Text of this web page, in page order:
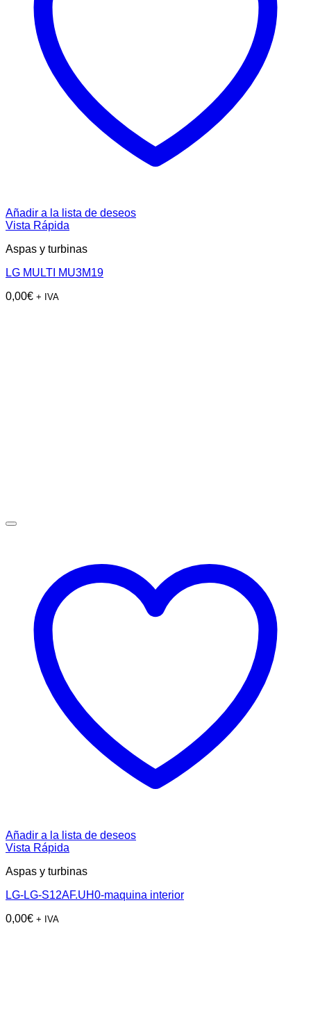
Añadir a la lista de deseos
Vista Rápida
Aspas y turbinas
LG MULTI MU3M19
0,00€ + IVA
Añadir a la lista de deseos
Vista Rápida
Aspas y turbinas
LG-LG-S12AF.UH0-maquina interior
0,00€ + IVA